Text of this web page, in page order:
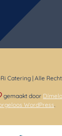
Catering | Alle
gemaakt door
WordPress.